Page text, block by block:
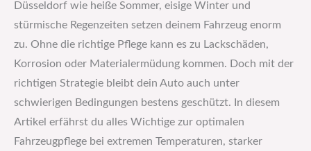
Düsseldorf wie heiße Sommer, eisige Winter und
stürmische Regenzeiten setzen deinem Fahrzeug enorm
zu. Ohne die richtige Pflege kann es zu Lackschäden,
Korrosion oder Materialermüdung kommen. Doch mit der
richtigen Strategie bleibt dein Auto auch unter
schwierigen Bedingungen bestens geschützt. In diesem
Artikel erfährst du alles Wichtige zur optimalen
Fahrzeugpflege bei extremen Temperaturen, starker